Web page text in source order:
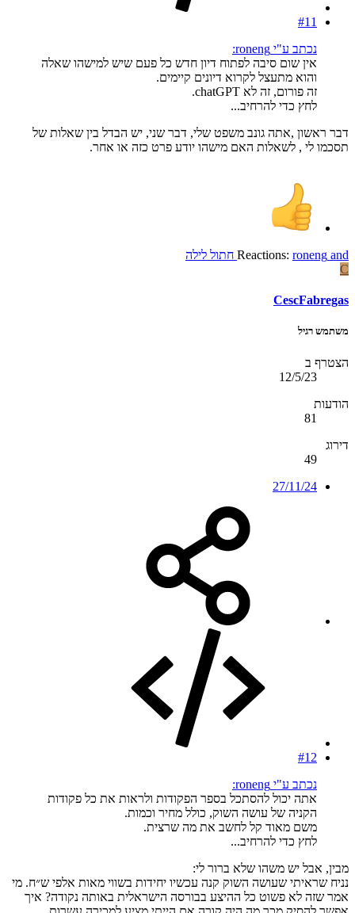
#11
נכתב ע"י roneng:
אין שום סיבה לפתוח דיון חדש כל פעם שיש למישהו שאלה
והוא מתעצל לקרוא דיונים קיימים.
זה פורום, זה לא chatGPT.
לחץ כדי להרחיב...
דבר ראשון ,אתה גונב משפט שלי, דבר שני, יש הבדל בין שאלות של
תסכמו לי , לשאלות האם מישהו יודע פרט כזה או אחר.
Reactions: roneng and
חתול לילה
C
CescFabregas
משתמש רגיל
הצטרף ב
12/5/23
הודעות
81
דירוג
49
27/11/24
#12
נכתב ע"י roneng:
אתה יכול להסתכל בספר הפקודות ולראות את כל פקודות
הקניה של עושה השוק, כולל מחיר וכמות.
משם מאוד קל לחשב את מה שרצית.
לחץ כדי להרחיב...
מבין, אבל יש משהו שלא ברור לי:
נניח שראיתי שעושה השוק קנה עכשיו יחידות בשווי מאות אלפי ש״ח. מי
אמר שזה לא פשוט כל ההיצע בבורסה הישראלית באותה נקודה? איך